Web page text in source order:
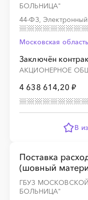
БОЛЬНИЦА"
44-ФЗ, Электронный
Московская
Заключён
АКЦИОНЕРНОЕ
4 638 614,20 ₽
В
Поставка
(шовный
ГБУЗ
БОЛЬНИЦА"